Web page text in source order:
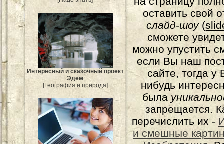
Интересный и сказочный проект
Эдем
[География и природа]
оставить свой
слайд-шоу(
сможете
можно упустить
если Вы наш
сайте, тогда у
нибудь
была
запрещается.
перечислить их -
и смешные